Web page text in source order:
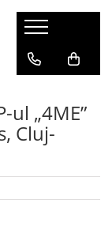
ul „4ME”
Cluj-